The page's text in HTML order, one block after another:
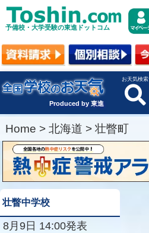
予備校・大学受験の東進ドットコム
Produced by 東進
お天気検索
Home > 北海道 > 壮瞥町
壮瞥中学校
8月9日 14:00発表